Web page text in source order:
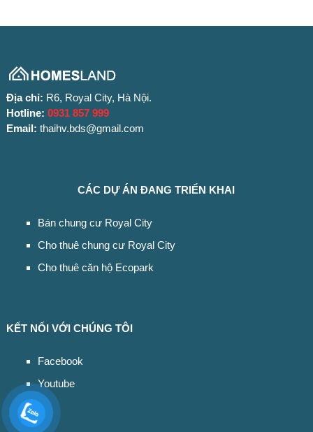
Địa chỉ: R6, Royal City, Hà Nội.
Hotline: 0931 857 999
Email: thaihv.bds@gmail.com
CÁC DỰ ÁN ĐANG TRIỂN KHAI
Bán chung cư Royal City
Cho thuê chung cư Royal City
Cho thuê căn hộ Ecopark
KẾT NỐI VỚI CHÚNG TÔI
Facebook
Youtube